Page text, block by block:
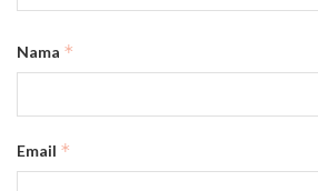
Nama *
Email *